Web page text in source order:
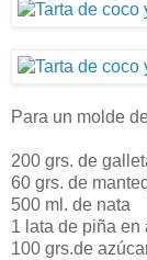
Para un molde
200 grs. de
60 grs. de
500 ml. de nata
1 lata de piña
100 grs.de